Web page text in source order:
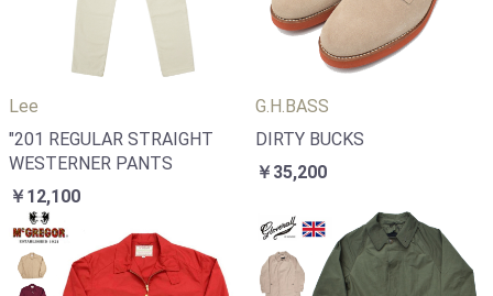
Lee
"201 REGULAR STRAIGHT
WESTERNER PANTS
￥12,100
G.H.BASS
DIRTY BUCKS
￥35,200